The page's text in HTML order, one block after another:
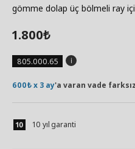
gömme dolap üç bölmeli ray
1.800₺
805.000.65
600₺ x 3 ay'a varan vade farksız
10 yıl garanti